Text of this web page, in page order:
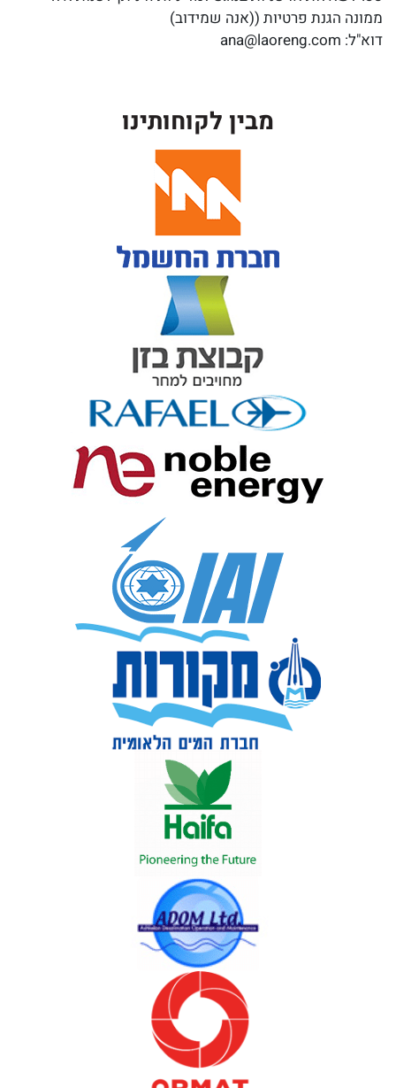
ממונה הגנת פרטיות ((אנה שמידוב)
דוא"ל: ana@laoreng.com
מבין לקוחותינו